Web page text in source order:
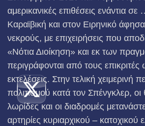
αμερικανικές επιθέσεις ενάντια
Καραϊβική και στον Ειρηνικό
νεκρούς, με επιχειρήσεις που
«Νότια Διοίκηση» και εκ των
περιγράφονται από τους επικριτές
εκτελέσεις. Στην τελική χειμερινή
πολιτισμού κατά τον Σπένγκλερ, οι
λωρίδες και οι διαδρομές
αρτηρίες κυριαρχικού –